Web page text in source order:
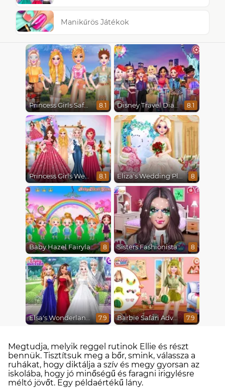
Manikűrös Játékok
Princess Girls Safari Trip 8.1 Disney Travel Diaries: City Break 8.1
Princess Girls Wedding Trip 8.1 Eliza's Wedding Planner 8
Baby Hazel Fairyland Ballet 8 Sisters Fashionista Makeup 8
Elsa's Wonderland Wedding 7.9 Barbie Safari Adventure 7.9
Megtudja, melyik reggel rutinok Ellie és részt
bennük. Tisztítsuk meg a bőr, smink, válassza a
ruhákat, hogy diktálja a szív és megy gyorsan az
iskolába, hogy jó minőségű és faragni irigylésre
méltó jövőt. Egy példaértékű lány.